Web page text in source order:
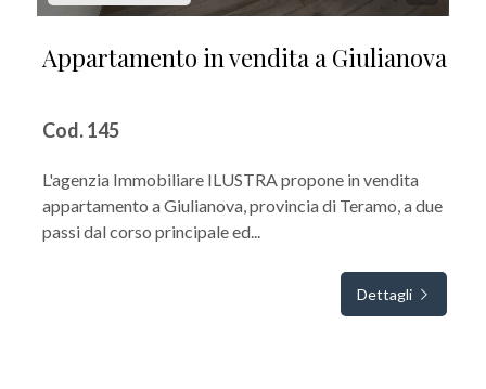
Appartamento in vendita a Giulianova
Cod. 145
L'agenzia Immobiliare ILUSTRA propone in vendita
appartamento a Giulianova, provincia di Teramo, a due
passi dal corso principale ed...
Dettagli